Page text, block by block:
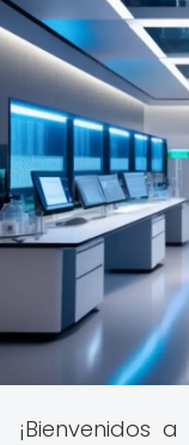
¡Bienvenidos a